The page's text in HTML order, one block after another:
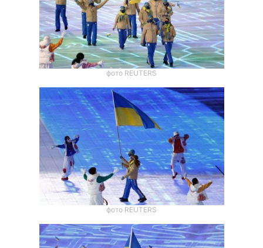
Тема оформлення
фото REUTERS
фото REUTERS